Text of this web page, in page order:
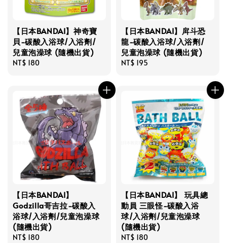
【日本BANDAI】神奇寶
貝-碳酸入浴球/入浴劑/
兒童泡澡球 (隨機出貨)
Regular
NT$ 180
【日本BANDAI】戽斗恐
龍-碳酸入浴球/入浴劑/
兒童泡澡球 (隨機出貨)
Regular
NT$ 195
【日本BANDAI】
Godzilla哥吉拉-碳酸入
浴球/入浴劑/兒童泡澡球
(隨機出貨)
Regular
NT$ 180
【日本BANDAI】 玩具總
動員 三眼怪-碳酸入浴
球/入浴劑/兒童泡澡球
(隨機出貨)
Regular
NT$ 180